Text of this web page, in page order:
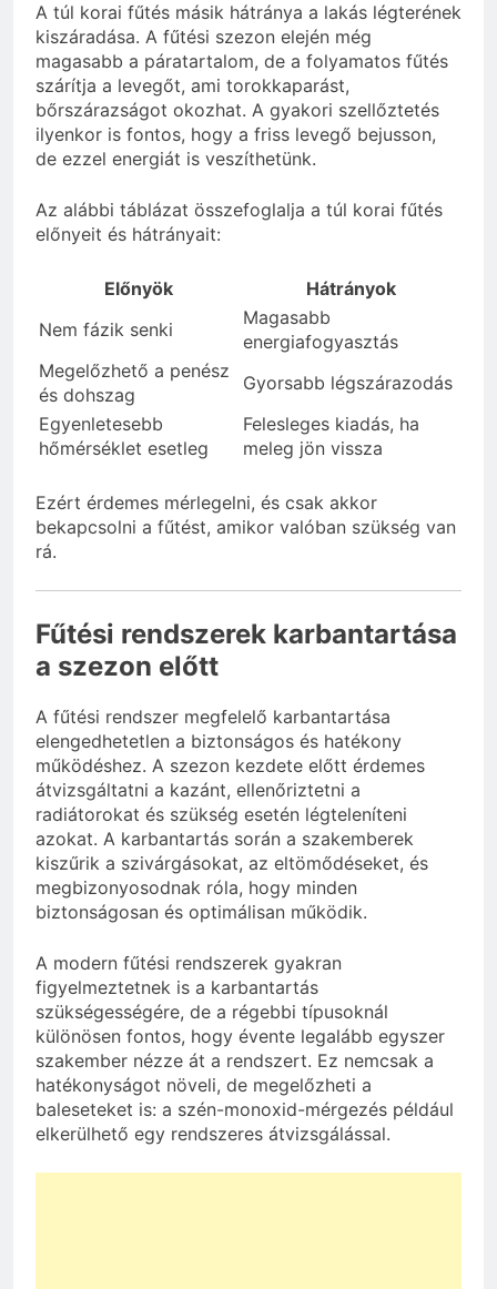
A túl korai fűtés másik hátránya a lakás légterének
kiszáradása. A fűtési szezon elején még
magasabb a páratartalom, de a folyamatos fűtés
szárítja a levegőt, ami torokkaparást,
bőrszárazságot okozhat. A gyakori szellőztetés
ilyenkor is fontos, hogy a friss levegő bejusson,
de ezzel energiát is veszíthetünk.
Az alábbi táblázat összefoglalja a túl korai fűtés
előnyeit és hátrányait:
Előnyök
Hátrányok
Nem fázik senki
Magasabb
energiafogyasztás
Megelőzhető a penész
és dohszag
Gyorsabb légszárazodás
Egyenletesebb
hőmérséklet esetleg
Felesleges kiadás, ha
meleg jön vissza
Ezért érdemes mérlegelni, és csak akkor
bekapcsolni a fűtést, amikor valóban szükség van
rá.
Fűtési rendszerek karbantartása
a szezon előtt
A fűtési rendszer megfelelő karbantartása
elengedhetetlen a biztonságos és hatékony
működéshez. A szezon kezdete előtt érdemes
átvizsgáltatni a kazánt, ellenőriztetni a
radiátorokat és szükség esetén légteleníteni
azokat. A karbantartás során a szakemberek
kiszűrik a szivárgásokat, az eltömődéseket, és
megbizonyosodnak róla, hogy minden
biztonságosan és optimálisan működik.
A modern fűtési rendszerek gyakran
figyelmeztetnek is a karbantartás
szükségességére, de a régebbi típusoknál
különösen fontos, hogy évente legalább egyszer
szakember nézze át a rendszert. Ez nemcsak a
hatékonyságot növeli, de megelőzheti a
baleseteket is: a szén-monoxid-mérgezés például
elkerülhető egy rendszeres átvizsgálással.